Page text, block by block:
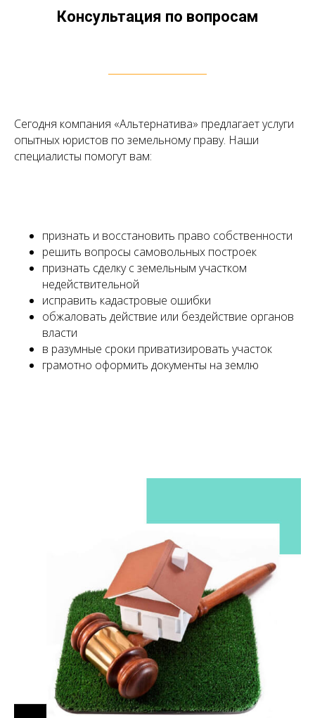
Консультация по вопросам
Сегодня компания «Альтернатива» предлагает услуги
опытных юристов по земельному праву. Наши
специалисты помогут вам:
признать и восстановить право собственности
решить вопросы самовольных построек
признать сделку с земельным участком
недействительной
исправить кадастровые ошибки
обжаловать действие или бездействие органов
власти
в разумные сроки приватизировать участок
грамотно оформить документы на землю